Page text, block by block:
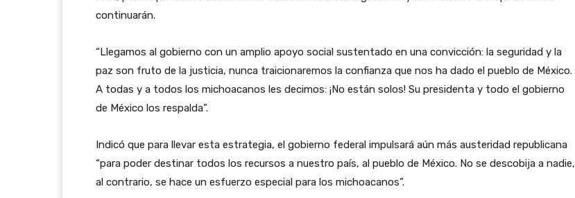
continuarán.
“Llegamos al gobierno con un amplio apoyo social sustentado en una convicción: la seguridad y la
paz son fruto de la justicia, nunca traicionaremos la confianza que nos ha dado el pueblo de México.
A todas y a todos los michoacanos les decimos: ¡No están solos! Su presidenta y todo el gobierno
de México los respalda”.
Indicó que para llevar esta estrategia, el gobierno federal impulsará aún más austeridad republicana
“para poder destinar todos los recursos a nuestro país, al pueblo de México. No se descobija a nadie,
al contrario, se hace un esfuerzo especial para los michoacanos”.